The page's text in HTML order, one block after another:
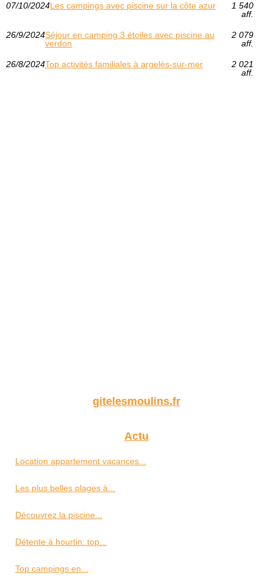
07/10/2024Les campings avec piscine sur la côte azur
1 540
aff.
26/9/2024Séjour en camping 3 étoiles avec piscine au
verdon
2 079
aff.
26/8/2024Top activités familiales à argelès-sur-mer
2 021
aff.
gitelesmoulins.fr
Actu
Location appartement vacances...
Les plus belles plages à...
Découvrez la piscine...
Détente à hourtin: top...
Top campings en...